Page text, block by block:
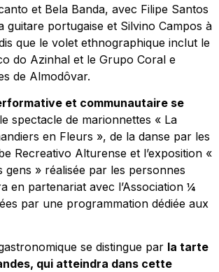
et Bela Banda, avec Filipe Santos
guitare portugaise et Silvino Campos à
que le volet ethnographique inclut le
do Azinhal et le Grupo Coral e
de Almodôvar.
et communautaire se
le spectacle de marionnettes « La
en Fleurs », de la danse par les
Recreativo Alturense et l’exposition «
gens » réalisée par les personnes
en partenariat avec l’Association ¼
par une programmation dédiée aux
se distingue par la tarte
qui atteindra dans cette